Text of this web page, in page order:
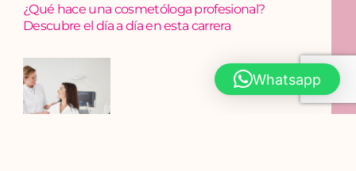
¿Qué hace una cosmetóloga profesional?
Descubre el día a día en esta carrera
Whatsapp